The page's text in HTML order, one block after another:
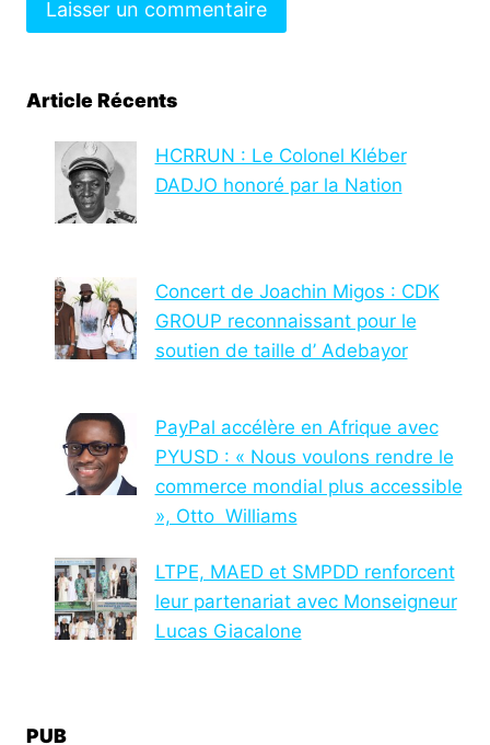
Article Récents
HCRRUN : Le Colonel Kléber
DADJO honoré par la Nation
Concert de Joachin Migos : CDK
GROUP reconnaissant pour le
soutien de taille d’ Adebayor
PayPal accélère en Afrique avec
PYUSD : « Nous voulons rendre le
commerce mondial plus accessible
», Otto Williams
LTPE, MAED et SMPDD renforcent
leur partenariat avec Monseigneur
Lucas Giacalone
PUB